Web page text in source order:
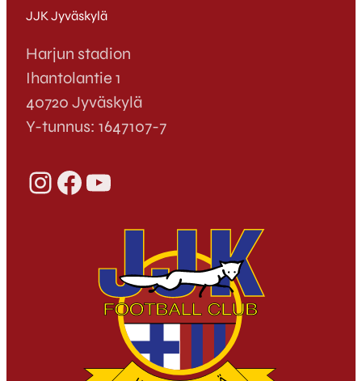
JJK Jyväskylä
Harjun stadion
Ihantolantie 1
40720 Jyväskylä
Y-tunnus: 1647107-7
InstagramFacebook YouTube